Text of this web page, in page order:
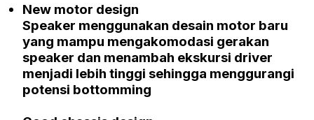
New motor design
Speaker menggunakan desain motor baru
yang mampu mengakomodasi gerakan
speaker dan menambah ekskursi driver
menjadi lebih tinggi sehingga menggurangi
potensi bottomming